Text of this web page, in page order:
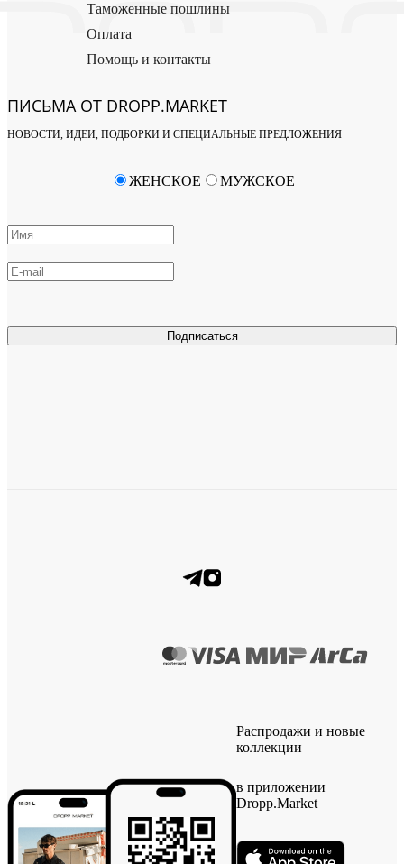
Таможенные пошлины
Оплата
Помощь и контакты
ПИСЬМА ОТ DROPP.MARKET
НОВОСТИ, ИДЕИ, ПОДБОРКИ И СПЕЦИАЛЬНЫЕ ПРЕДЛОЖЕНИЯ
Подписаться
ЖЕНСКОЕ МУЖСКОЕ
Распродажи и новые
коллекции
в приложении
Dropp.Market